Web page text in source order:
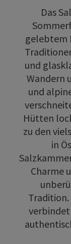
Das
gelebtem
und
Wandern
und
Hütten
zu den
in
Charme